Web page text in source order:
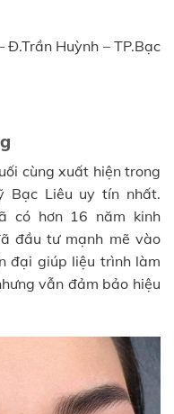
Đ.Trần Huỳnh – TP.Bạc
cùng xuất hiện trong
Bạc Liêu uy tín nhất.
có hơn 16 năm kinh
đầu tư mạnh mẽ vào
đại giúp liệu trình làm
vẫn đảm bảo hiệu